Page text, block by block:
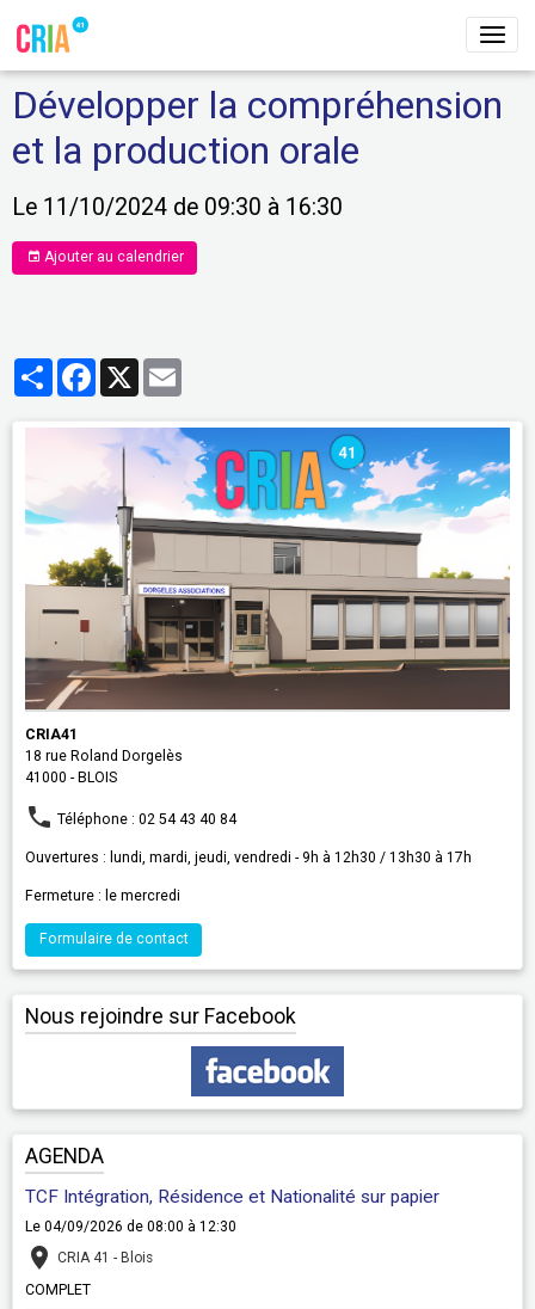
Développer la compréhension
et la production orale
Le 11/10/2024 de 09:30 à 16:30
Ajouter au calendrier
PartagerFacebook
X
CRIA41
18 rue Roland Dorgelès
41000 - BLOIS
Téléphone : 02 54 43 40 84
Ouvertures : lundi, mardi, jeudi, vendredi - 9h à 12h30 / 13h30 à 17h
Fermeture : le mercredi
Formulaire de contact
Nous rejoindre sur Facebook
AGENDA
TCF Intégration, Résidence et Nationalité sur papier
Le 04/09/2026 de 08:00 à 12:30
CRIA 41 - Blois
COMPLET